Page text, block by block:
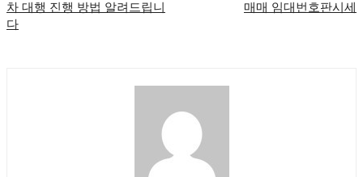
차 대행 진행 방법 알려드립니
다
매매 임대번호판시세